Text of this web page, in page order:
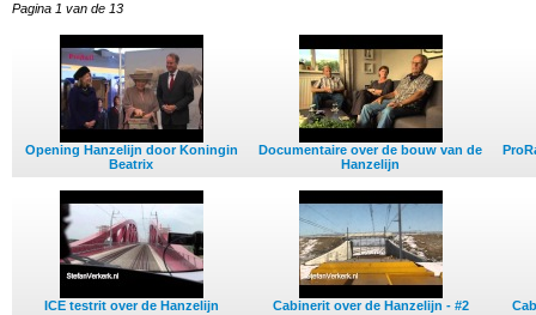
Pagina 1 van de 13
Opening Hanzelijn door Koningin
Beatrix
Documentaire over de bouw van de
Hanzelijn
ICE testrit over de Hanzelijn Cabinerit over de Hanzelijn - #2